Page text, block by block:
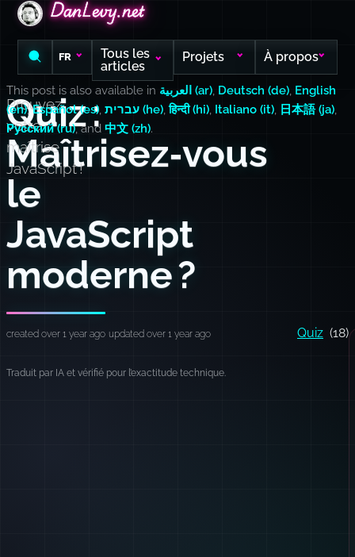
DanLevy.net
DanLevy.net
DanLevy.net
FR
Tous les
articles
Projets À propos
Quiz :
Maîtrisez‑vous
le
JavaScript
moderne ?
Prouvez
votre
maîtrise
JavaScript !
This post is also available in العربية (ar), Deutsch (de), English
(en),Español (es), עברית (he),हिन्दी (hi), Italiano (it), 日本語 (ja),
Русский (ru), and 中文 (zh).
created over 1 year ago updated over 1 year ago Quiz (18)
Traduit par IA et vérifié pour l’exactitude technique.